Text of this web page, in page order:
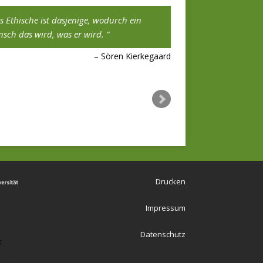
Ethische ist dasjenige, wodurch ein
das wird, was er wird.
Sören Kierkegaard
Drucken
Impressum
Datenschutz